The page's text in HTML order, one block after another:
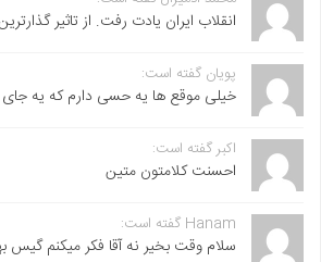
انقلاب ایران یادت رفت. از تاثیر
پویان گفته است:
خیلی موقع ها یه حسی دارم که یه جای
اکبر گفته است:
احسنت ‌کلامتون متین
Hanam گفته است:
سلام وقت بخیر نه آقا فکر میکنم گیس